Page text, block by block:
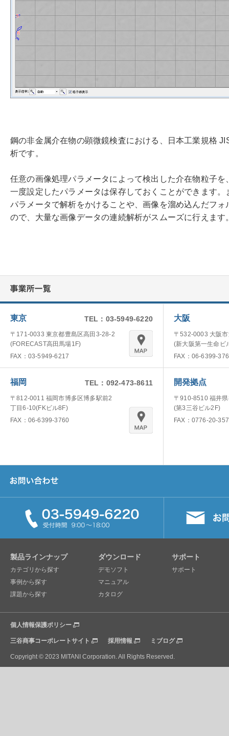
鋼の非金属介在物の顕微鏡検査における、日本工業規格
析です。
任意の画像処理パラメータによって検出した介在物粒子
一度設定したパラメータは保存しておくことができます
パラメータで解析をかけることや、画像を溜め込んだフ
ので、大量な画像データの連続解析がスムーズに行えます
東京 TEL：03-5949-6220
〒171-0033 東京都豊島区高田3-28-2
(FORECAST高田馬場1F)
FAX：03-5949-6217
大阪
〒532-0003 大阪
(新大阪第一生命ビ
FAX：06-6399-
福岡 TEL：092-473-8611
〒812-0011 福岡市博多区博多駅前2
丁目6-10(FKビル8F)
FAX：06-6399-3760
開発拠点
〒910-8510 福井
(第3三谷ビル2F)
FAX：0776-20-
製品ラインナップ
カテゴリから探す
事例から探す
課題から探す
ダウンロード
デモソフト
マニュアル
カタログ
サポート
サポート
個人情報保護ポリシー
三谷商事コーポレートサイト 採用情報 ミブログ
Copyright © 2023 MITANI Corporation. All Rights Reserved.